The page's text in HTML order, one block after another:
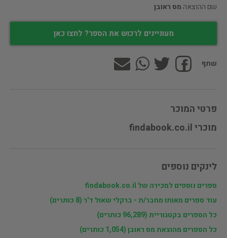
שם ההוצאה מס ראובן
מעוניינים לרכוש את הספר? לחצו כאן
שתף
פרטי המוכר
מוכרי findabook.co.il
לינקים נוספים
ספרים נוספים למכירה של findabook.co.il
עוד ספרים מאותו מחבר/ת - ברקלי שאול ד'ר (8 כותרים)
כל הספרים בקטגוריית (96,289 כותרים)
כל הספרים מהוצאת מס ראובן (1,054 כותרים)